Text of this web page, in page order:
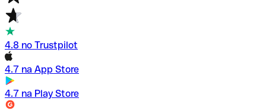
4.8 no Trustpilot
4.7 na App Store
4.7 na Play Store